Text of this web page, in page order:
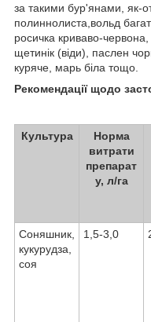
за такими бур'янами, як-
полиннолиста,вольд
росичка криваво-червона,
щетинік (віди), паслен
куряче, марь біла тощо.
Рекомендації щодо
Культура
Норма
витрати
препарат
у, л/га
Соняшник,
кукурудза,
соя
1,5-3,0